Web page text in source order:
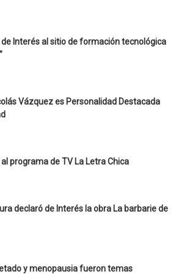
Interés al sitio de formación tecnológica
Vázquez es Personalidad Destacada
programa de TV La Letra Chica
declaró de Interés la obra La barbarie de
y menopausia fueron temas